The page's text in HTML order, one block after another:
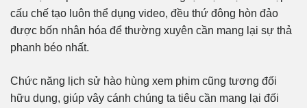
cấu chế tạo luôn thể dụng video, đều thứ đông hòn đảo
được bốn nhân hóa để thường xuyên cần mang lại sự thả
phanh béo nhất.
Chức năng lịch sử hào hùng xem phim cũng tương đối
hữu dụng, giúp vây cánh chúng ta tiêu cần mang lại đối